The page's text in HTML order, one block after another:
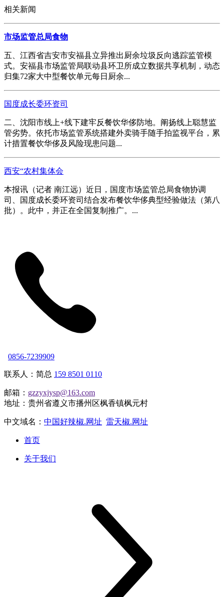
相关新闻
市场监管总局食物
五、江西省吉安市安福县立异推出厨余垃圾反向逃踪监管模
式。安福县市场监管局联动县环卫所成立数据共享机制，动态
归集72家大中型餐饮单元每日厨余...
国度成长委环资司
二、沈阳市线上+线下建牢反餐饮华侈防地。阐扬线上聪慧监
管劣势。依托市场监管系统搭建外卖骑手随手拍监视平台，累
计措置餐饮华侈及风险现患问题...
西安“农村集体会
本报讯（记者 南江远）近日，国度市场监管总局食物协调
司、国度成长委环资司结合发布餐饮华侈典型经验做法（第八
批）。此中，并正在全国复制推广。...
0856-7239909
联系人：简总 159 8501 0110
邮箱： gzzyxjysp@163.com
地址：贵州省遵义市播州区枫香镇枫元村
中文域名： 中国好辣椒.网址 雷天椒.网址
首页
关于我们